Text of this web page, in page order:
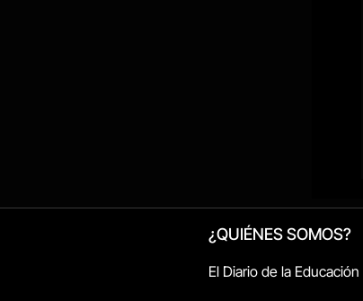
¿QUIÉNES SOMOS?
El Diario de la Educación